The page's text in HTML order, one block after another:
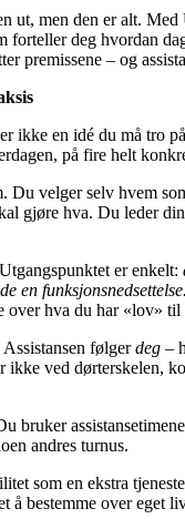
ut, men den er alt. Med
forteller deg hvordan
premissene – og
ikke en idé du må tro
på fire helt
Du velger selv hvem
gjøre hva. Du leder
Utgangspunktet er enkelt:
en funksjonsnedsettelse.
over hva du har «lov»
Assistansen følgerdeg –
ikke ved dørterskelen,
bruker
andres turnus.
som en ekstra
å bestemme over eget